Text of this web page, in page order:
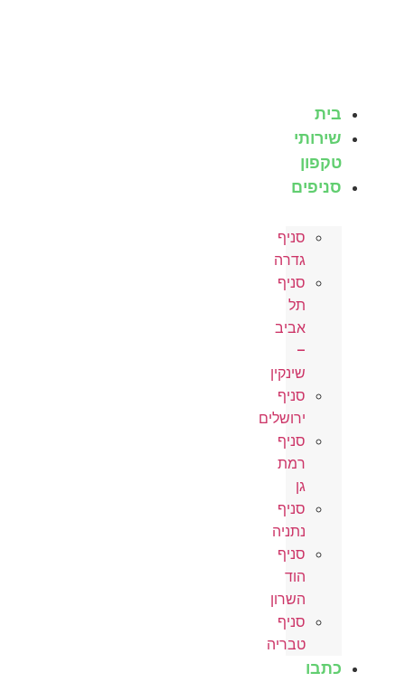
בית
שירותי
טקפון
סניפים
סניף
גדרה
סניף
תל
אביב
–
שינקין
סניף
ירושלים
סניף
רמת
גן
סניף
נתניה
סניף
הוד
השרון
סניף
טבריה
כתבו